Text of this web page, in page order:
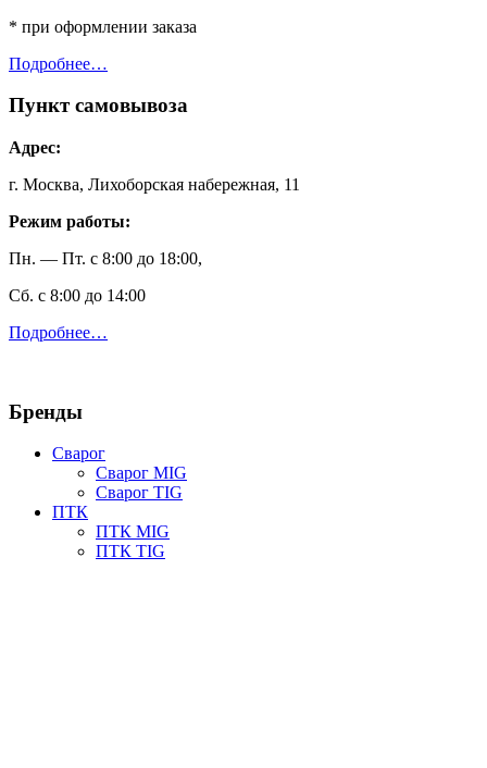
* при оформлении заказа
Подробнее…
Пункт самовывоза
Адрес:
г. Москва, Лихоборская набережная, 11
Режим работы:
Пн. — Пт. с 8:00 до 18:00,
Сб. с 8:00 до 14:00
Подробнее…
Бренды
Сварог
Сварог MIG
Сварог TIG
ПТК
ПТК MIG
ПТК TIG